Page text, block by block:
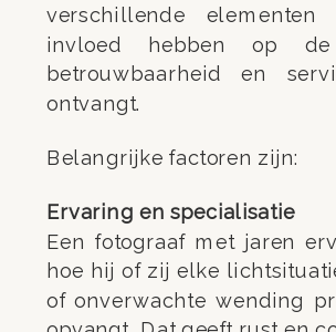
verschillende
invloed hebben op de
betrouwbaarheid en
ontvangt.
Belangrijke factoren zijn:
Ervaring en specialisatie
Een fotograaf met jaren
hoe hij of zij elke
of onverwachte wending